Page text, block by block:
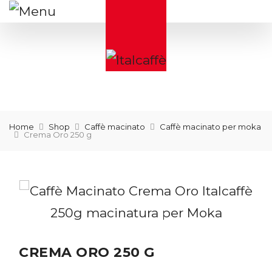
Home Shop Caffè macinato
Caffè macinato per moka
Crema Oro 250 g
CREMA ORO 250 G